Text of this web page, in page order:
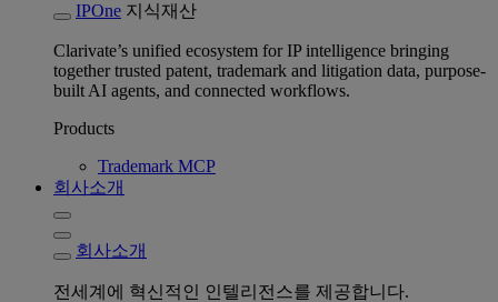
IPOne 지식재산
Clarivate’s unified ecosystem for IP intelligence bringing
together trusted patent, trademark and litigation data, purpose-
built AI agents, and connected workflows.
Products
Trademark MCP
회사소개
회사소개
전세계에 혁신적인 인텔리전스를 제공합니다.